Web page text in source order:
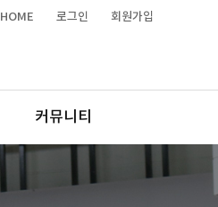
HOME 로그인 회원가입
커뮤니티